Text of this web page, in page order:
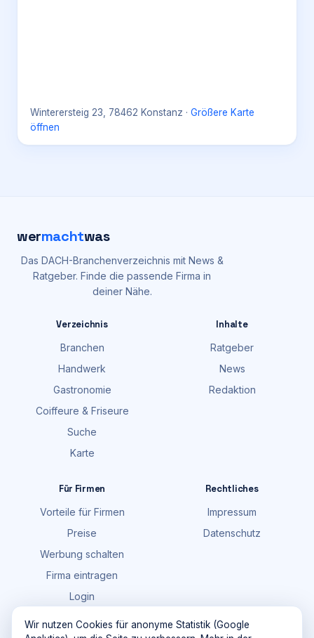
Winterersteig 23, 78462 Konstanz · Größere Karte
öffnen
wermachtwas
Das DACH-Branchenverzeichnis mit News &
Ratgeber. Finde die passende Firma in
deiner Nähe.
Verzeichnis
Branchen
Handwerk
Gastronomie
Coiffeure & Friseure
Suche
Karte
Inhalte
Ratgeber
News
Redaktion
Für Firmen
Vorteile für Firmen
Preise
Werbung schalten
Firma eintragen
Login
Rechtliches
Impressum
Datenschutz
Wir nutzen Cookies für anonyme Statistik (Google